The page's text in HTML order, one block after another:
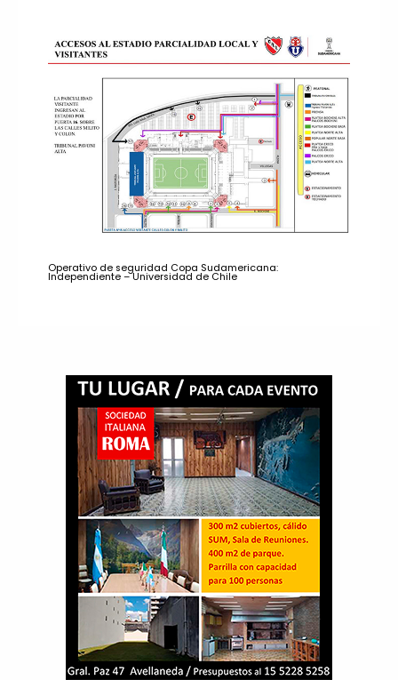
Operativo de seguridad Copa Sudamericana:
Independiente – Universidad de Chile